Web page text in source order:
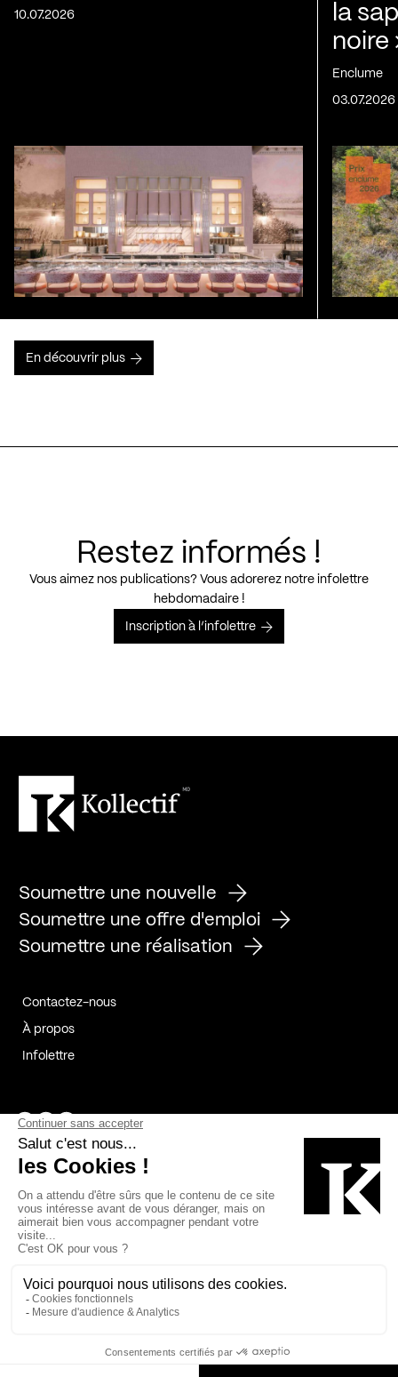
10.07.2026
la
noire
Enclume
03.07.2026
En découvrir plus
Restez informés !
Vous aimez nos publications? Vous adorerez notre infolettre
hebdomadaire !
Inscription à l’infolettre
Soumettre une nouvelle
Soumettre une offre d'emploi
Soumettre une réalisation
Contactez-nous
À propos
Infolettre
Page Facebook de Kollectif
Page Instagram de Kollectif
Page Linkedin de Kollectif
Bâtiment-Durable-Québec-1
Esquisses-1IRAC-1
MP-1 v2com-1
Cookies